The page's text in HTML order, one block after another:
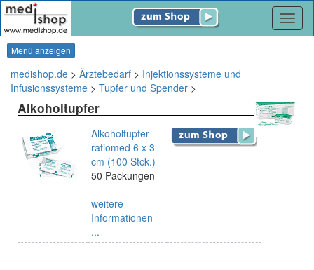
Menü anzeigen
medishop.de > Ärztebedarf > Injektionssysteme und
Infusionssysteme > Tupfer und Spender >
Alkoholtupfer
Alkoholtupfer
ratiomed 6 x 3
cm (100 Stck.)
50 Packungen
weitere
Informationen
...